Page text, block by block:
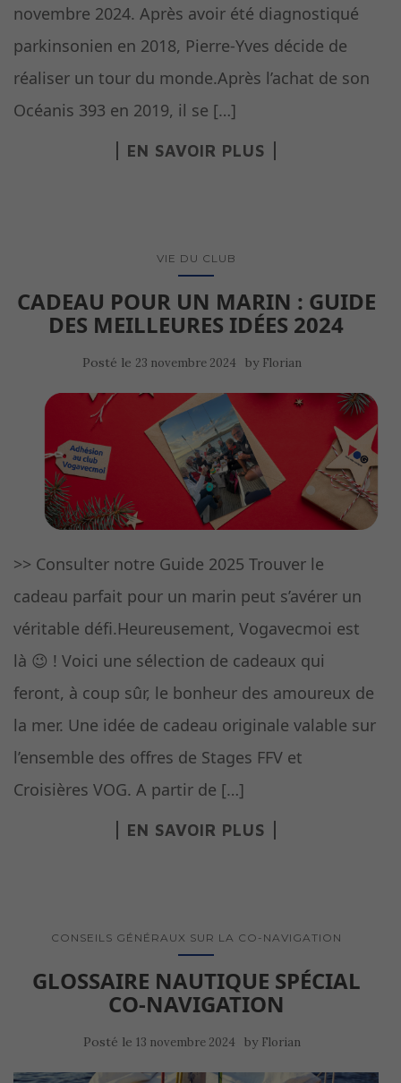
novembre 2024. Après avoir été diagnostiqué
parkinsonien en 2018, Pierre-Yves décide de
réaliser un tour du monde.Après l’achat de son
Océanis 393 en 2019, il se […]
EN SAVOIR PLUS
VIE DU CLUB
CADEAU POUR UN MARIN : GUIDE
DES MEILLEURES IDÉES 2024
Posté le 23 novembre 2024 by Florian
>> Consulter notre Guide 2025 Trouver le
cadeau parfait pour un marin peut s’avérer un
véritable défi.Heureusement, Vogavecmoi est
là 😉 ! Voici une sélection de cadeaux qui
feront, à coup sûr, le bonheur des amoureux de
la mer. Une idée de cadeau originale valable sur
l’ensemble des offres de Stages FFV et
Croisières VOG. A partir de […]
EN SAVOIR PLUS
CONSEILS GÉNÉRAUX SUR LA CO-NAVIGATION
GLOSSAIRE NAUTIQUE SPÉCIAL
CO-NAVIGATION
Posté le 13 novembre 2024 by Florian